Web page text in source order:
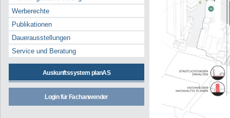
Werberechte
Publikationen
Dauerausstellungen
Service und Beratung
Auskunftssystem planAS
Login für Fachanwender